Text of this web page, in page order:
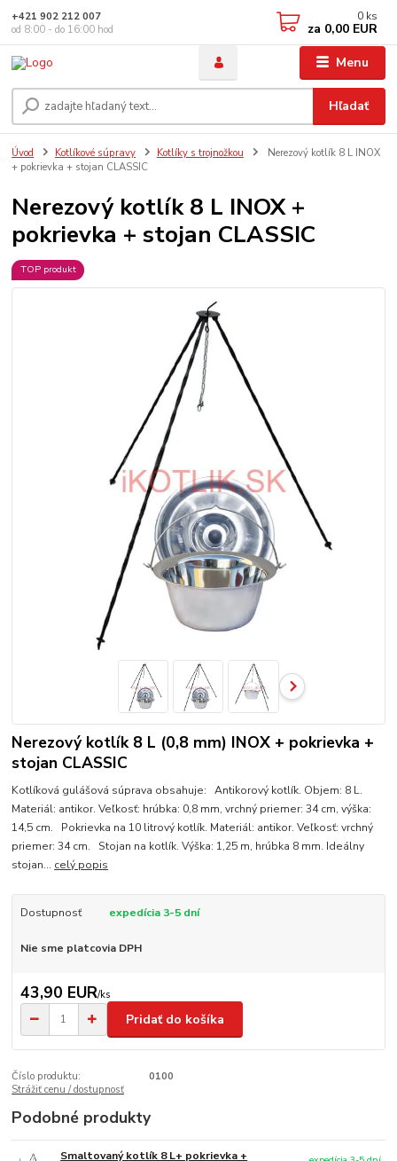
Menu
Hľadať
+421 902 212 007
od 8:00 - do 16:00 hod
0 ks
za 0,00 EUR
Úvod Kotlíkové súpravy Kotlíky s trojnožkou
Nerezový kotlík 8 L INOX
+ pokrievka + stojan CLASSIC
Nerezový kotlík 8 L INOX +
pokrievka + stojan CLASSIC
TOP produkt
Nerezový kotlík 8 L (0,8 mm) INOX + pokrievka +
stojan CLASSIC
Kotlíková gulášová súprava obsahuje: Antikorový kotlík. Objem: 8 L.
Materiál: antikor. Veľkosť: hrúbka: 0,8 mm, vrchný priemer: 34 cm, výška:
14,5 cm. Pokrievka na 10 litrový kotlík. Materiál: antikor. Veľkosť: vrchný
priemer: 34 cm. Stojan na kotlík. Výška: 1,25 m, hrúbka 8 mm. Ideálny
stojan... celý popis
Dostupnosť expedícia 3-5 dní
Nie sme platcovia DPH
43,90 EUR/ks
Pridať do košíka
Číslo produktu:
0100
Strážiť cenu / dostupnosť
Podobné produkty
Smaltovaný kotlík 8 L+ pokrievka +